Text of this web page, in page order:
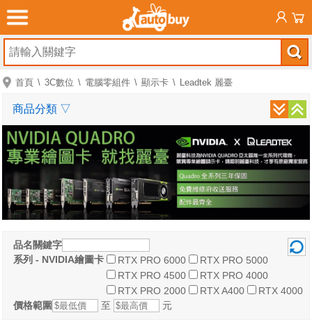
首頁 3C數位 電腦零組件 顯示卡 Leadtek 麗臺
品名關鍵字
系列 - NVIDIA繪圖卡
RTX PRO 6000
RTX PRO 5000
RTX PRO 4500
RTX PRO 4000
RTX PRO 2000
RTX A400
RTX 4000
價格範圍
至 元
商品分類 ▽